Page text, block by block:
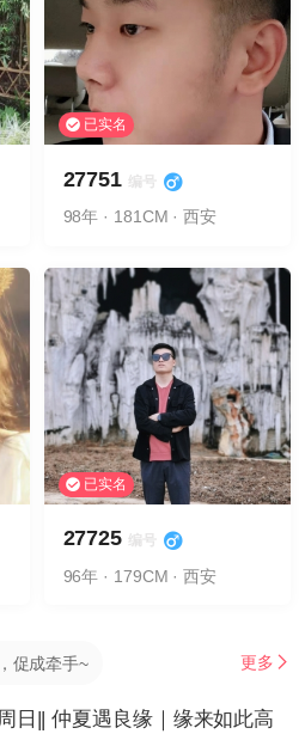
已实名
27751 编号
98年 · 181CM · 西安
已实名
27725 编号
96年 · 179CM · 西安
促成牵手~ 更多
日|| 仲夏遇良缘｜缘来如此高